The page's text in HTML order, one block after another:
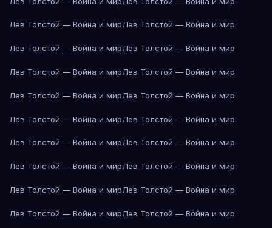
Лев Толстой — Война и мирЛев Толстой — Война и мир
Лев Толстой — Война и мирЛев Толстой — Война и мир
Лев Толстой — Война и мирЛев Толстой — Война и мир
Лев Толстой — Война и мирЛев Толстой — Война и мир
Лев Толстой — Война и мирЛев Толстой — Война и мир
Лев Толстой — Война и мирЛев Толстой — Война и мир
Лев Толстой — Война и мирЛев Толстой — Война и мир
Лев Толстой — Война и мирЛев Толстой — Война и мир
Лев Толстой — Война и мирЛев Толстой — Война и мир